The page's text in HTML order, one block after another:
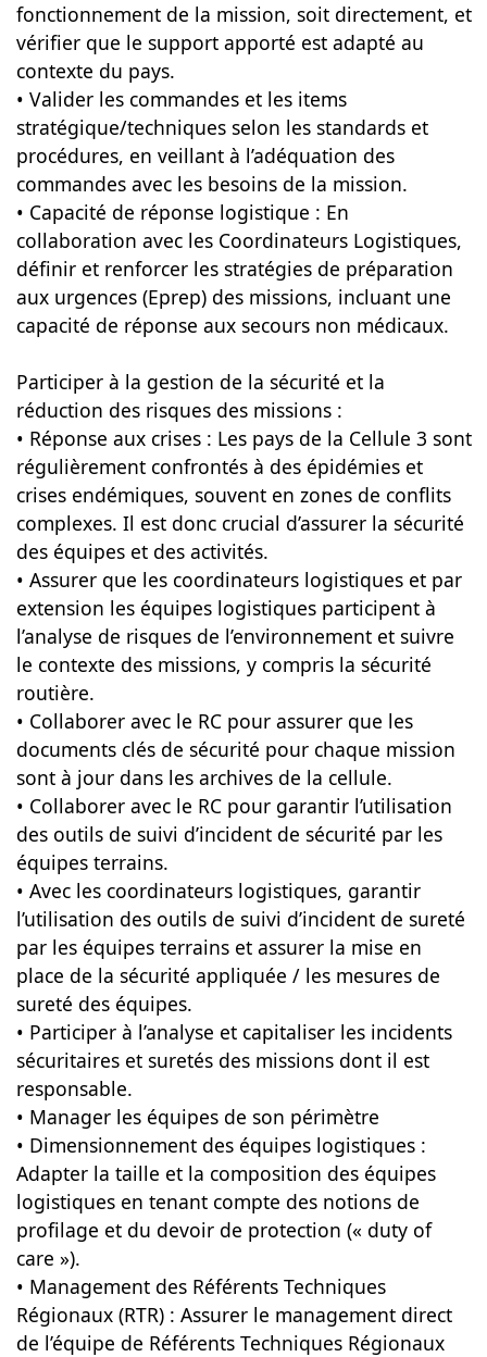
fonctionnement de la mission, soit directement, et
vérifier que le support apporté est adapté au
contexte du pays.
• Valider les commandes et les items
stratégique/techniques selon les standards et
procédures, en veillant à l’adéquation des
commandes avec les besoins de la mission.
• Capacité de réponse logistique : En
collaboration avec les Coordinateurs Logistiques,
définir et renforcer les stratégies de préparation
aux urgences (Eprep) des missions, incluant une
capacité de réponse aux secours non médicaux.
Participer à la gestion de la sécurité et la
réduction des risques des missions :
• Réponse aux crises : Les pays de la Cellule 3 sont
régulièrement confrontés à des épidémies et
crises endémiques, souvent en zones de conflits
complexes. Il est donc crucial d’assurer la sécurité
des équipes et des activités.
• Assurer que les coordinateurs logistiques et par
extension les équipes logistiques participent à
l’analyse de risques de l’environnement et suivre
le contexte des missions, y compris la sécurité
routière.
• Collaborer avec le RC pour assurer que les
documents clés de sécurité pour chaque mission
sont à jour dans les archives de la cellule.
• Collaborer avec le RC pour garantir l’utilisation
des outils de suivi d’incident de sécurité par les
équipes terrains.
• Avec les coordinateurs logistiques, garantir
l’utilisation des outils de suivi d’incident de sureté
par les équipes terrains et assurer la mise en
place de la sécurité appliquée / les mesures de
sureté des équipes.
• Participer à l’analyse et capitaliser les incidents
sécuritaires et suretés des missions dont il est
responsable.
• Manager les équipes de son périmètre
• Dimensionnement des équipes logistiques :
Adapter la taille et la composition des équipes
logistiques en tenant compte des notions de
profilage et du devoir de protection (« duty of
care »).
• Management des Référents Techniques
Régionaux (RTR) : Assurer le management direct
de l’équipe de Référents Techniques Régionaux